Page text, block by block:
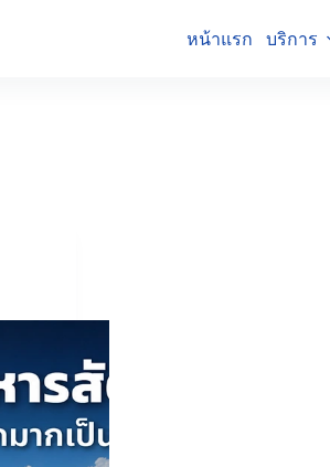
หน้าแรก บริการ